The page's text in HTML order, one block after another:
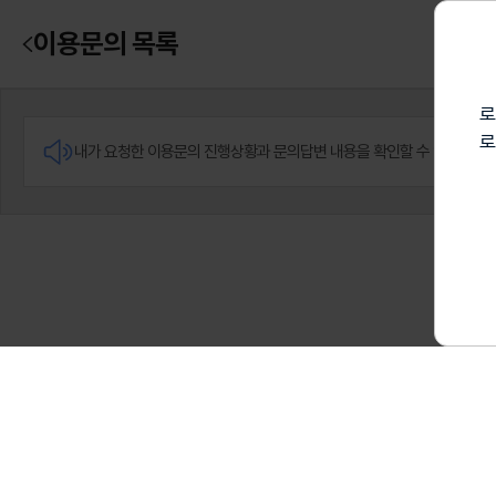
이용문의 목록
내가 요청한 이용문의 진행상황과 문의답변 내용을 확인할 수 있습니다.